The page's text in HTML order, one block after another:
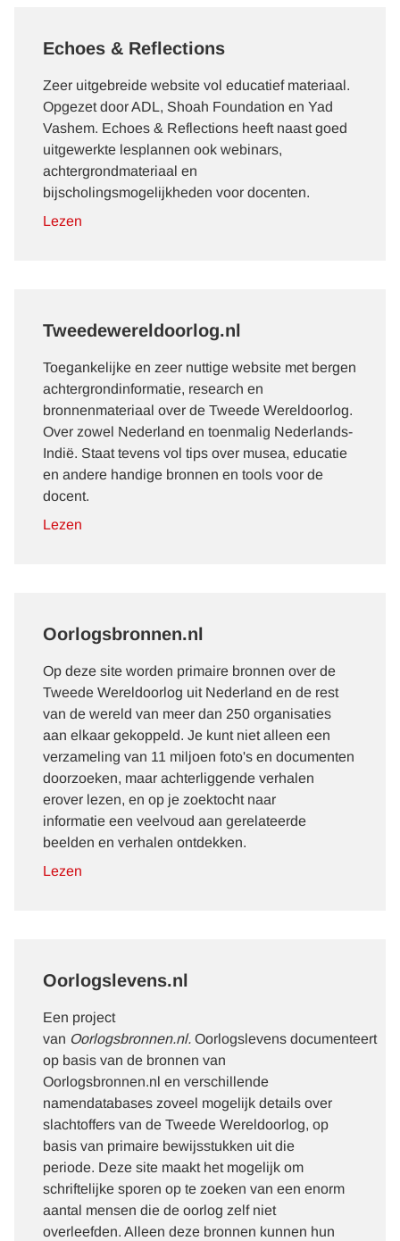
Echoes & Reflections
Zeer uitgebreide website vol educatief materiaal.
Opgezet door ADL, Shoah Foundation en Yad
Vashem. Echoes & Reflections heeft naast goed
uitgewerkte lesplannen ook webinars,
achtergrondmateriaal en
bijscholingsmogelijkheden voor docenten.
Lezen
Tweedewereldoorlog.nl
Toegankelijke en zeer nuttige website met bergen
achtergrondinformatie, research en
bronnenmateriaal over de Tweede Wereldoorlog.
Over zowel Nederland en toenmalig Nederlands-
Indië. Staat tevens vol tips over musea, educatie
en andere handige bronnen en tools voor de
docent.
Lezen
Oorlogsbronnen.nl
Op deze site worden primaire bronnen over de
Tweede Wereldoorlog uit Nederland en de rest
van de wereld van meer dan 250 organisaties
aan elkaar gekoppeld. Je kunt niet alleen een
verzameling van 11 miljoen foto's en documenten
doorzoeken, maar achterliggende verhalen
erover lezen, en op je zoektocht naar
informatie een veelvoud aan gerelateerde
beelden en verhalen ontdekken.
Lezen
Oorlogslevens.nl
Een project
van Oorlogsbronnen.nl. Oorlogslevens documenteert
op basis van de bronnen van
Oorlogsbronnen.nl en verschillende
namendatabases zoveel mogelijk details over
slachtoffers van de Tweede Wereldoorlog, op
basis van primaire bewijsstukken uit die
periode. Deze site maakt het mogelijk om
schriftelijke sporen op te zoeken van een enorm
aantal mensen die de oorlog zelf niet
overleefden. Alleen deze bronnen kunnen hun